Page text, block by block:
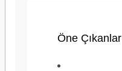
Öne Çıkanlar